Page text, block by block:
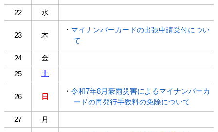
22 水
23 木
・ マイナンバーカードの出張申請受付につい
て
24
金
25
土
26 日
・ 令和7年8月豪雨災害によるマイナンバーカ
ードの再発行手数料の免除について
27 月